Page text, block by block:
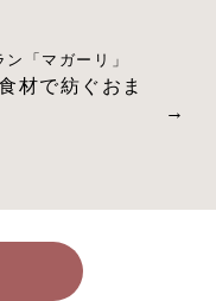
「マガーリ」
材で紡ぐおま